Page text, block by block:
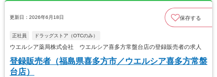
更新日：2026年6月18日 保存する
正社員 ドラッグストア（OTCのみ）
ウエルシア薬局株式会社 ウエルシア喜多方常盤台店の登録販売者の求人
登録販売者（福島県喜多方市／ウエルシア喜多方常盤
台店）